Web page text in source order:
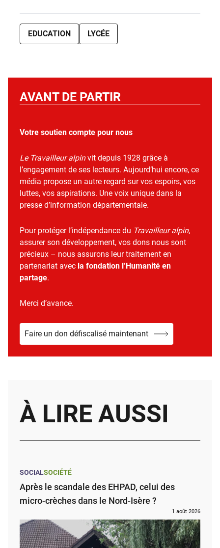
EDUCATION LYCÉE
AVANT DE PARTIR
Votre soutien compte pour nous
Le Travailleur alpinvit depuis 1928 grâce à
l’engagement de ses lecteurs. Aujourd’hui encore, ce
média propose un autre regard sur vos espoirs, vos
luttes, vos aspirations. Une voix unique dans la
presse d’information départementale.
Pour protéger l’indépendance du Travailleur alpin,
assurer son développement, vos dons nous sont
précieux – nous assurons leur traitement en
partenariat avec la fondation l’Humanité en
partage.
Merci d’avance.
Faire un don défiscalisé maintenant
À LIRE AUSSI
SOCIALSOCIÉTÉ
Après le scandale des EHPAD, celui des
micro-crèches dans le Nord-Isère ?
1 août 2026